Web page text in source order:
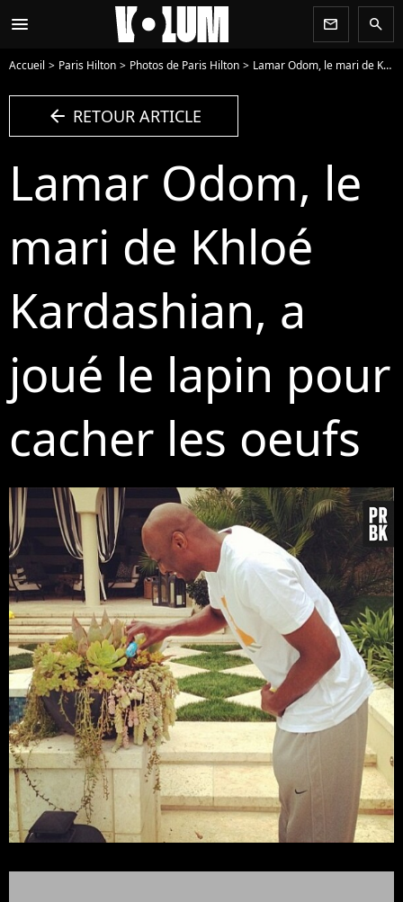
menu newsletter search
Accueil Paris Hilton Photos de Paris Hilton Lamar Odom, le mari de Khloé Kardashian, a joué le lapin pour cacher les oeufs - Photo
arrow_left RETOUR ARTICLE
Lamar Odom, le
mari de Khloé
Kardashian, a
joué le lapin pour
cacher les oeufs